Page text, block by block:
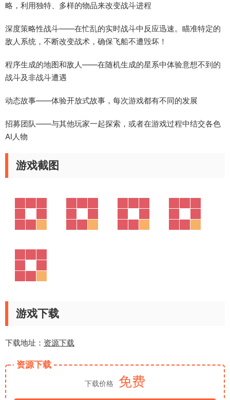
略，利用独特、多样的物品来改变战斗进程
深度策略性战斗——在忙乱的实时战斗中反应迅速。瞄准特定的
敌人系统，不断改变战术，确保飞船不遭毁坏！
程序生成的地图和敌人——在随机生成的星系中体验意想不到的
战斗及非战斗遭遇
动态故事——体验开放式故事，每次游戏都有不同的发展
招募团队——与其他玩家一起探索，或者在游戏过程中结交各色
AI人物
游戏截图
游戏下载
下载地址： 资源下载
资源下载
下载价格 免费